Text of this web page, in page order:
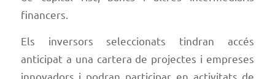
financers.
Els inversors seleccionats tindran accés
anticipat a una cartera de projectes i empreses
innovadors i podran participar en activitats de